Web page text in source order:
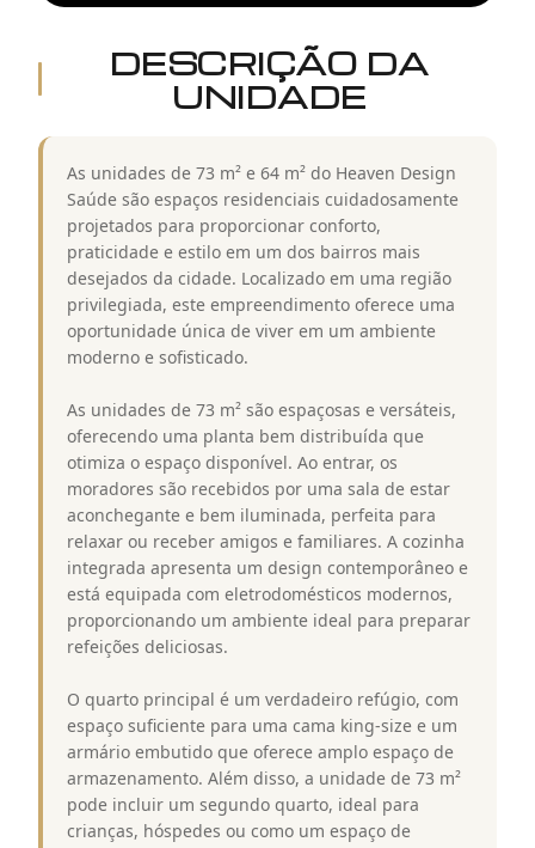
DESCRIÇÃO DA
UNIDADE
As unidades de 73 m² e 64 m² do Heaven Design
Saúde são espaços residenciais cuidadosamente
projetados para proporcionar conforto,
praticidade e estilo em um dos bairros mais
desejados da cidade. Localizado em uma região
privilegiada, este empreendimento oferece uma
oportunidade única de viver em um ambiente
moderno e sofisticado.
As unidades de 73 m² são espaçosas e versáteis,
oferecendo uma planta bem distribuída que
otimiza o espaço disponível. Ao entrar, os
moradores são recebidos por uma sala de estar
aconchegante e bem iluminada, perfeita para
relaxar ou receber amigos e familiares. A cozinha
integrada apresenta um design contemporâneo e
está equipada com eletrodomésticos modernos,
proporcionando um ambiente ideal para preparar
refeições deliciosas.
O quarto principal é um verdadeiro refúgio, com
espaço suficiente para uma cama king-size e um
armário embutido que oferece amplo espaço de
armazenamento. Além disso, a unidade de 73 m²
pode incluir um segundo quarto, ideal para
crianças, hóspedes ou como um espaço de